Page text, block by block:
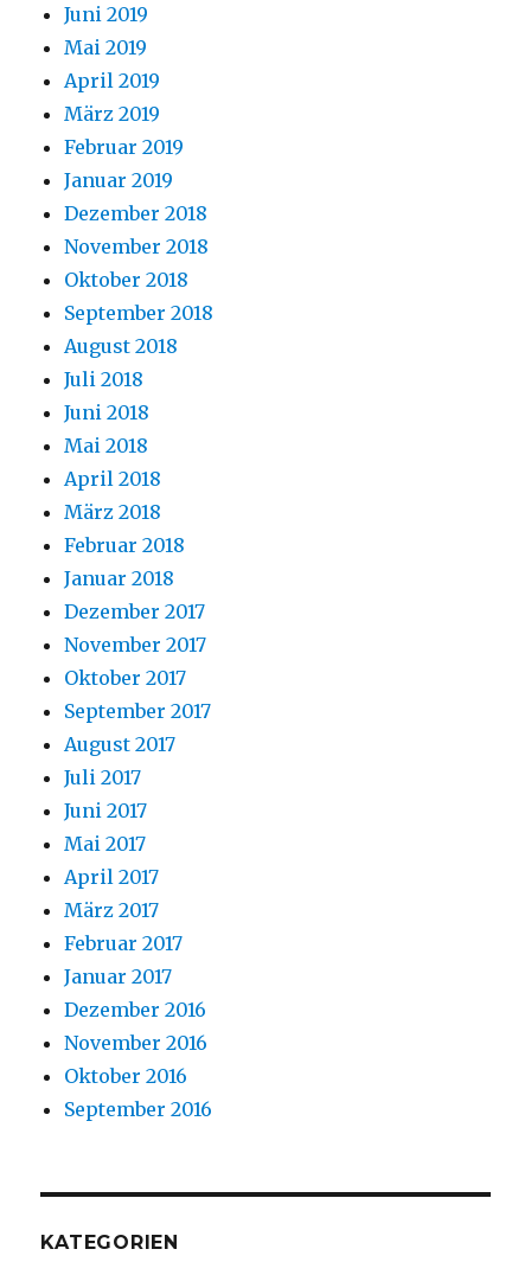
Juni 2019
Mai 2019
April 2019
März 2019
Februar 2019
Januar 2019
Dezember 2018
November 2018
Oktober 2018
September 2018
August 2018
Juli 2018
Juni 2018
Mai 2018
April 2018
März 2018
Februar 2018
Januar 2018
Dezember 2017
November 2017
Oktober 2017
September 2017
August 2017
Juli 2017
Juni 2017
Mai 2017
April 2017
März 2017
Februar 2017
Januar 2017
Dezember 2016
November 2016
Oktober 2016
September 2016
KATEGORIEN